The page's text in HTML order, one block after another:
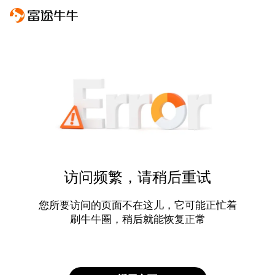
访问频繁，请稍后重试
您所要访问的页面不在这儿，它可能正忙着
刷牛牛圈，稍后就能恢复正常